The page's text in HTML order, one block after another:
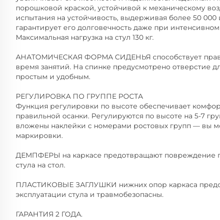
порошковой краской, устойчивой к механическому
испытания на устойчивость, выдерживая более 50 000
гарантирует его долговечность даже при
Максимальная нагрузка на стул 130 кг.
АНАТОМИЧЕСКАЯ ФОРМА СИДЕНЬЯ способствует
время занятий. На спинке предусмотрено отверстие
простым и удобным.
РЕГУЛИРОВКА ПО ГРУППЕ РОСТА
Функция регулировки по высоте обеспечивает
правильной осанки. Регулируются по высоте на 5-7
вложены наклейки с номерами ростовых групп — вы
маркировки.
ДЕМПФЕРЫ на каркасе предотвращают повреждение
стула на стол.
ПЛАСТИКОВЫЕ ЗАГЛУШКИ нижних опор каркаса
эксплуатации стула и травмобезопасны.
ГАРАНТИЯ 2 ГОДА.